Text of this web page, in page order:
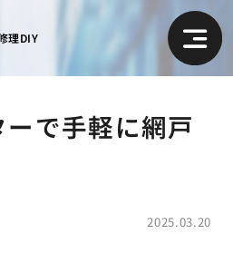
理DIY
で手軽に網戸
2025.03.20